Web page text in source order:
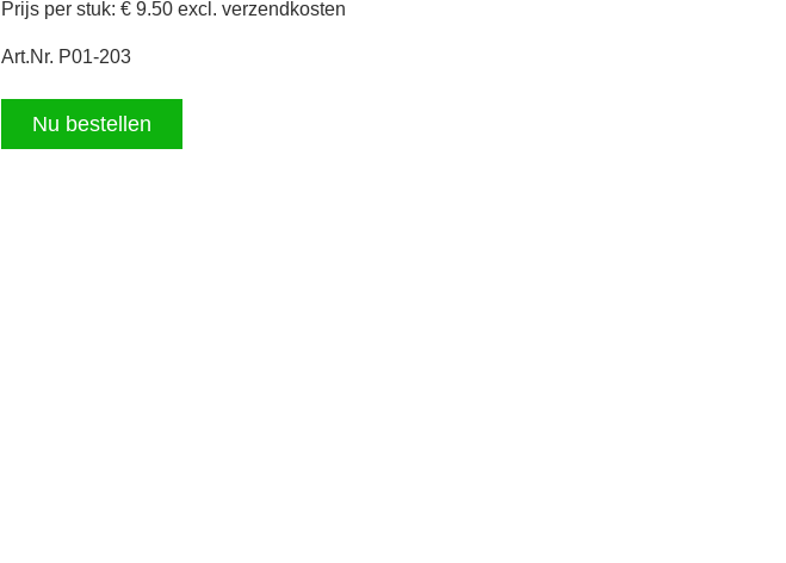
Prijs per stuk: € 9.50 excl. verzendkosten
Art.Nr. P01-203
Nu bestellen